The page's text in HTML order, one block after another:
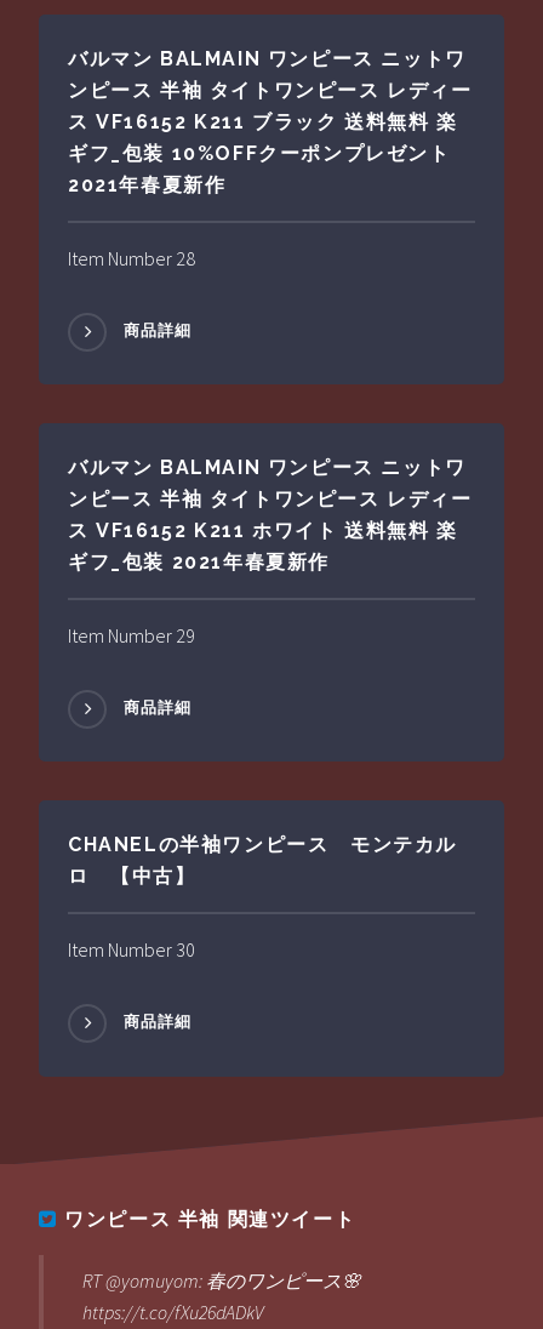
バルマン BALMAIN ワンピース ニットワ
ンピース 半袖 タイトワンピース レディー
ス VF16152 K211 ブラック 送料無料 楽
ギフ_包装 10%OFFクーポンプレゼント
2021年春夏新作
Item Number 28
商品詳細
バルマン BALMAIN ワンピース ニットワ
ンピース 半袖 タイトワンピース レディー
ス VF16152 K211 ホワイト 送料無料 楽
ギフ_包装 2021年春夏新作
Item Number 29
商品詳細
CHANELの半袖ワンピース モンテカル
ロ 【中古】
Item Number 30
商品詳細
ワンピース 半袖 関連ツイート
RT @yomuyom: 春のワンピース🌸
https://t.co/fXu26dADkV